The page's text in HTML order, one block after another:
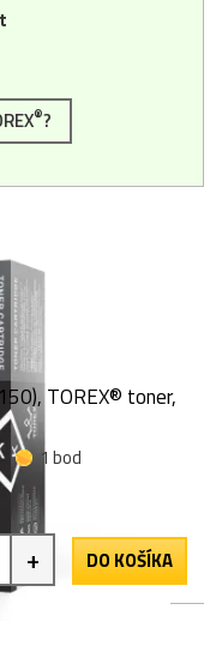
®?
TOREX® toner,
1 bod
+ DO KOŠÍKA